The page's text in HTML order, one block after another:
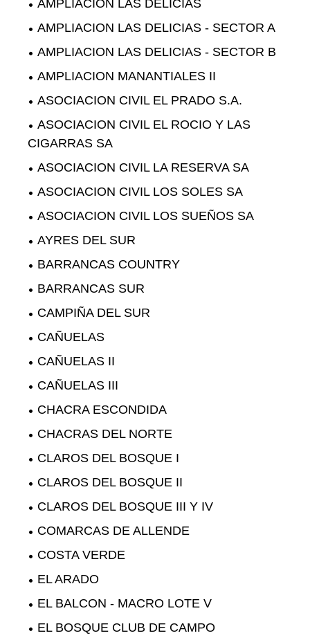
AMPLIACION LAS DELICIAS
AMPLIACION LAS DELICIAS - SECTOR A
AMPLIACION LAS DELICIAS - SECTOR B
AMPLIACION MANANTIALES II
ASOCIACION CIVIL EL PRADO S.A.
ASOCIACION CIVIL EL ROCIO Y LAS
CIGARRAS SA
ASOCIACION CIVIL LA RESERVA SA
ASOCIACION CIVIL LOS SOLES SA
ASOCIACION CIVIL LOS SUEÑOS SA
AYRES DEL SUR
BARRANCAS COUNTRY
BARRANCAS SUR
CAMPIÑA DEL SUR
CAÑUELAS
CAÑUELAS II
CAÑUELAS III
CHACRA ESCONDIDA
CHACRAS DEL NORTE
CLAROS DEL BOSQUE I
CLAROS DEL BOSQUE II
CLAROS DEL BOSQUE III Y IV
COMARCAS DE ALLENDE
COSTA VERDE
EL ARADO
EL BALCON - MACRO LOTE V
EL BOSQUE CLUB DE CAMPO